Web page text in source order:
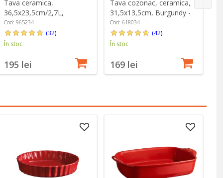
Tava ceramica,
36,5x23,5cm/2,7L,
Burgundy - Emile Henry
Cod: 965234
(32)
În stoc
195 lei
Tava cozonac, ceramica,
31,5x13,5cm, Burgundy -
Emile Henry
Cod: 618034
(42)
În stoc
169 lei